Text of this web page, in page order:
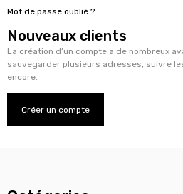
Mot de passe oublié ?
Nouveaux clients
La création d’un compte a de nombreux
sauvegarder plusieurs adresses, suivre
encore.
Créer un compte